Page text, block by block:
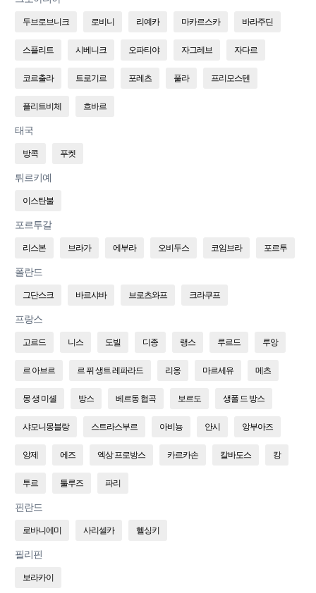
두브로브니크 로비니 리예카 마카르스카 바라주딘
스플리트 시베니크 오파티야 자그레브 자다르
코르출라 트로기르 포레츠 풀라 프리모스텐
플리트비체 흐바르
태국
방콕 푸켓
튀르키예
이스탄불
포르투갈
리스본 브라가 에부라 오비두스 코임브라 포르투
폴란드
그단스크 바르샤바 브로츠와프 크라쿠프
프랑스
고르드 니스 도빌 디종 랭스 루르드 루앙
르 아브르 르 퓌 생트 레파라드 리옹 마르세유 메츠
몽 생 미셸 방스 베르동 협곡 보르도 생폴 드 방스
샤모니몽블랑 스트라스부르 아비뇽 안시 앙부아즈
앙제 에즈 엑상 프로방스 카르카손 칼바도스 캉
투르 툴루즈 파리
핀란드
로바니에미 사리셀카 헬싱키
필리핀
보라카이